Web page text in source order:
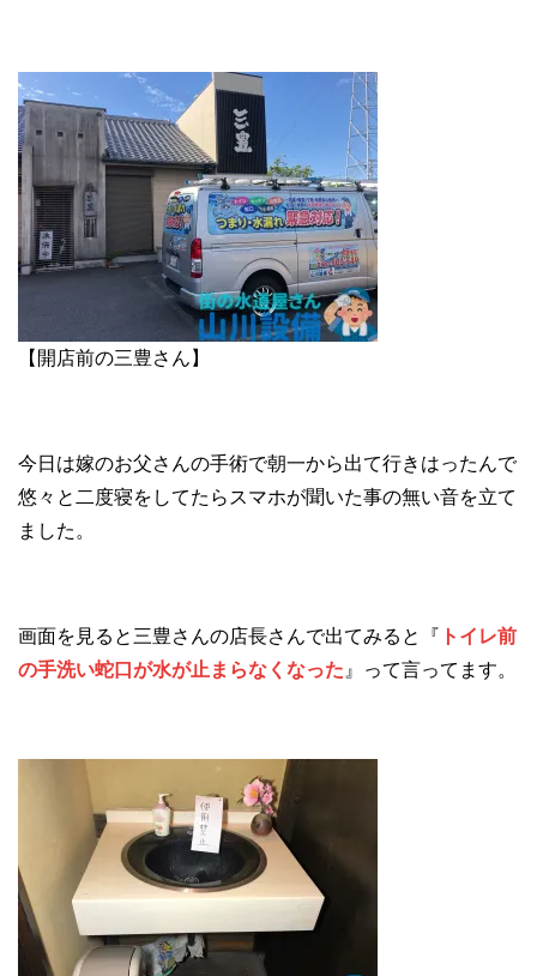
【開店前の三豊さん】
今日は嫁のお父さんの手術で朝一から出て行きはったんで
悠々と二度寝をしてたらスマホが聞いた事の無い音を立て
ました。
画面を見ると三豊さんの店長さんで出てみると『 トイレ前
の手洗い蛇口が水が止まらなくなった 』って言ってます。